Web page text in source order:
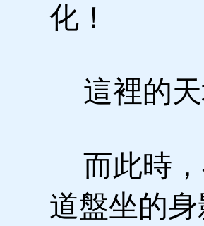
化！
這裡的天
而此時，
道盤坐的